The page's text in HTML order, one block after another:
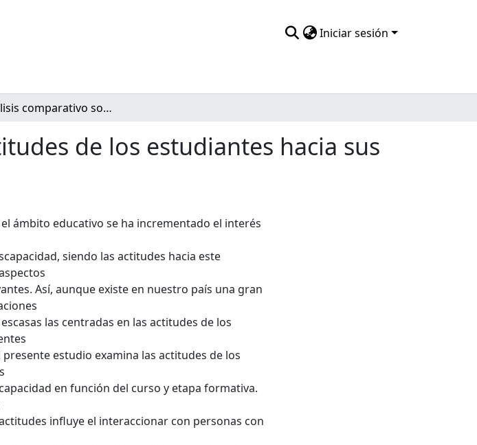
Iniciar sesión
Análisis comparativo sobre las actitudes de los estudiantes hacia sus compañeros con discapacidad
de los estudiantes hacia sus
ámbito educativo se ha incrementado el interés
siendo las actitudes hacia este
Así, aunque existe en nuestro país una gran
las centradas en las actitudes de los
presente estudio examina las actitudes de los
en función del curso y etapa formativa.
influye el interaccionar con personas con